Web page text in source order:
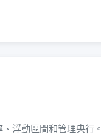
浮動區間和管理央行。